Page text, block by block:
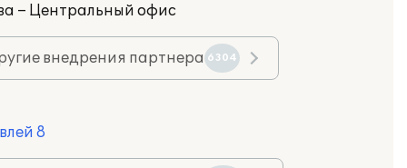
– Центральный офис
внедрения партнера 6304
8